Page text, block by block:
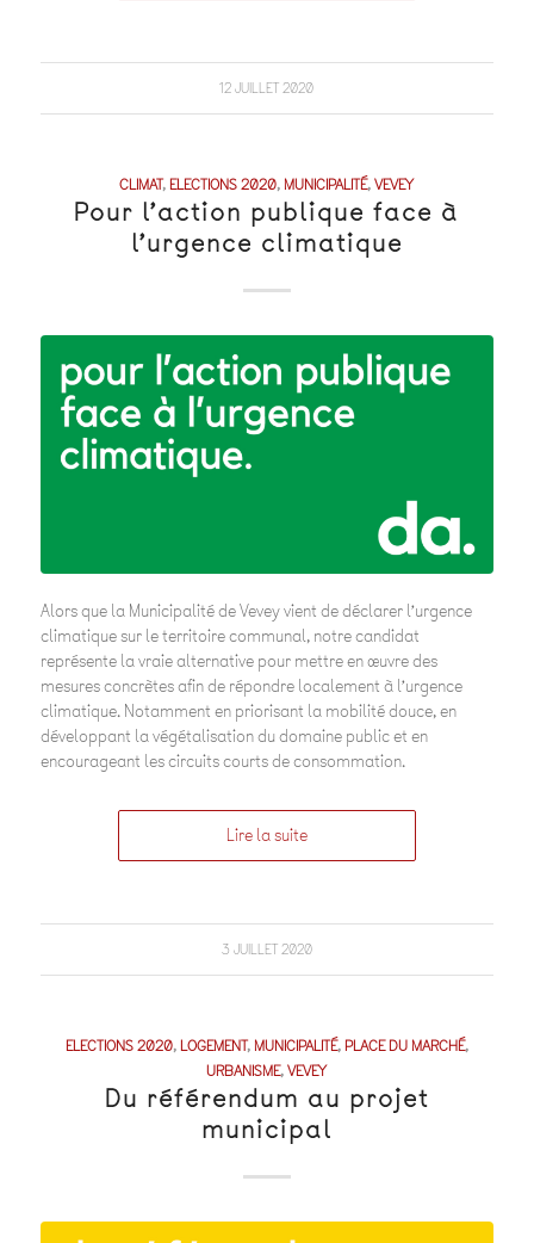
12 JUILLET 2020
CLIMAT,ELECTIONS 2020, MUNICIPALITÉ,VEVEY
Pour l’action publique face à
l’urgence climatique
Alors que la Municipalité de Vevey vient de déclarer l’urgence
climatique sur le territoire communal, notre candidat
représente la vraie alternative pour mettre en œuvre des
mesures concrètes afin de répondre localement à l’urgence
climatique. Notamment en priorisant la mobilité douce, en
développant la végétalisation du domaine public et en
encourageant les circuits courts de consommation.
Lire la suite
3 JUILLET 2020
ELECTIONS 2020,LOGEMENT, MUNICIPALITÉ,PLACE DU MARCHÉ,
URBANISME,VEVEY
Du référendum au projet
municipal